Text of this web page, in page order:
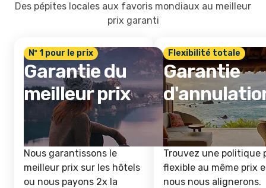
Des pépites locales aux favoris mondiaux au meilleur
prix garanti
Nº 1 pour le prix
Garantie du
meilleur prix
Nous garantissons le
meilleur prix sur les hôtels
ou nous payons 2x la
Flexibilité totale
Garantie
Trouvez une politique
flexible au même prix
nous nous alignerons.